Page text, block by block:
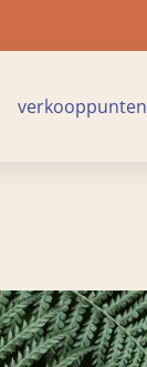
verkooppunten